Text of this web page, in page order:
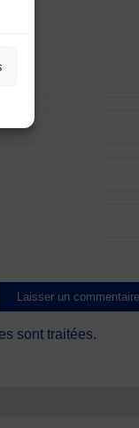
sont traitées.